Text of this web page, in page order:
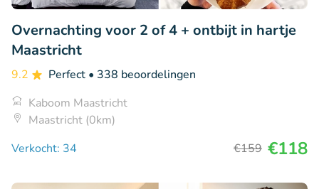
Overnachting voor 2 of 4 + ontbijt in hartje
Maastricht
9.2 Perfect • 338 beoordelingen
Kaboom Maastricht
Maastricht (0km)
Verkocht: 34
€159 €118